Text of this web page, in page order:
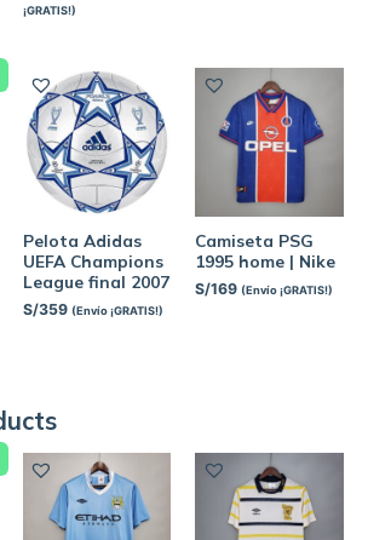
¡GRATIS!)
Pelota Adidas
UEFA Champions
League final 2007
S/359 (Envío ¡GRATIS!)
Camiseta PSG
1995 home | Nike
S/169 (Envío ¡GRATIS!)